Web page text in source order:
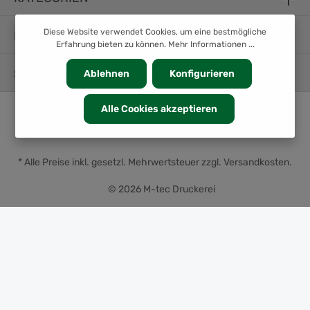
INFORMATION
SERVICE
© 2026 M-tec Druckerei
* Alle Preise inkl. gesetzl. Mehrwertsteuer zzgl. Versandkosten.
Diese Website verwendet Cookies, um eine bestmögliche
Erfahrung bieten zu können. Mehr Informationen ...
Ablehnen Konfigurieren
Alle Cookies akzeptieren